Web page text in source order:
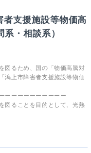
支援施設等物価高
・相談系）
図るため、国の「物価高騰対
潟上市障害者支援施設等物価
ーーーーーーーーーー
図ることを目的として、光熱